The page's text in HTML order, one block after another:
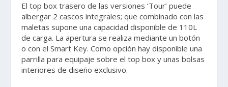
El top box trasero de las versiones ‘Tour’ puede
albergar 2 cascos integrales; que combinado con las
maletas supone una capacidad disponible de 110L
de carga. La apertura se realiza mediante un botón
o con el Smart Key. Como opción hay disponible una
parrilla para equipaje sobre el top box y unas bolsas
interiores de diseño exclusivo.